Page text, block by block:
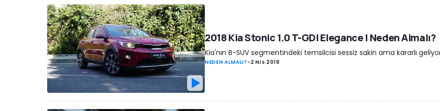
2018 Kia Stonic 1.0 T-GDI Elegance | Neden Almalı?
Kia'nın B-SUV segmentindeki temsilcisi sessiz sakin ama kararlı
NEDEN ALMALI? -2 Nis 2019